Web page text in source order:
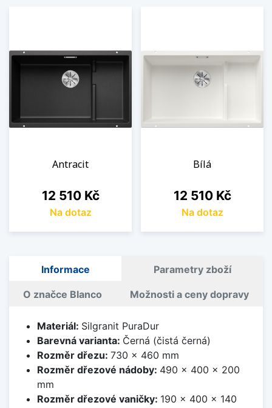
Antracit
Cena
12 510 Kč
Na dotaz
Bílá
Cena
12 510 Kč
Na dotaz
Informace Parametry zboží
O značce Blanco Možnosti a ceny dopravy
Materiál: Silgranit PuraDur
Barevná varianta: Černá (čistá černá)
Rozměr dřezu: 730 x 460 mm
Rozměr dřezové nádoby: 490 x 400 x 200
mm
Rozměr dřezové vaničky: 190 x 400 x 140